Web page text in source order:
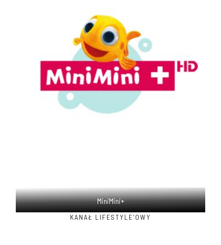
MiniMini+
KANAŁ LIFESTYLE’OWY